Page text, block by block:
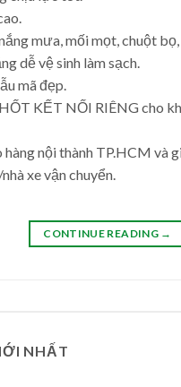
mưa, mối mọt, chuột
dễ vệ sinh làm sạch.
mã đẹp.
KẾT NỐI RIÊNG cho
nội thành TP.HCM và
xe vận chuyển.
CONTINUE READING →
NHẤT